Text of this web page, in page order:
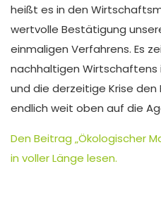
heißt es in den
wertvolle Bestätigung
einmaligen Verfahrens. Es
nachhaltigen Wirtschaftens
und die derzeitige Krise
endlich weit oben auf die
Den Beitrag „Ökologischer
in voller Länge lesen.